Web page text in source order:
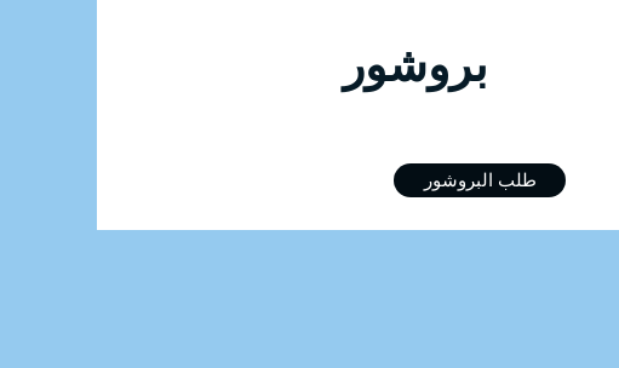
طلب البروشور